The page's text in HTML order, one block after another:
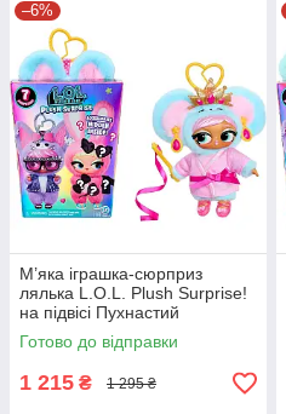
–6%
М’яка іграшка‑сюрприз
лялька L.O.L. Plush Surprise!
на підвісі Пухнастий
маскарад Мишка Ріна з
вушками 249498-4
Готово до відправки
1 215 ₴ 1 295 ₴